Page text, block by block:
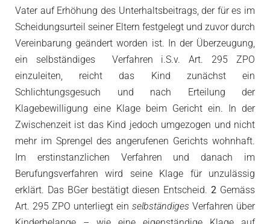
Vater auf Erhöhung des Unterhaltsbeitrags, der für es im
Scheidungsurteil seiner Eltern festgelegt und zuvor durch
Vereinbarung geändert worden ist. In der Überzeugung,
ein selbständiges Verfahren i.S.v. Art. 295 ZPO
einzuleiten, reicht das Kind zunächst ein
Schlichtungsgesuch und nach Erteilung der
Klagebewilligung eine Klage beim Gericht ein. In der
Zwischenzeit ist das Kind jedoch umgezogen und nicht
mehr im Sprengel des angerufenen Gerichts wohnhaft.
Im erstinstanzlichen Verfahren und danach im
Berufungsverfahren wird seine Klage für unzulässig
erklärt. Das BGer bestätigt diesen Entscheid.2 Gemäss
Art. 295 ZPO unterliegt ein selbständiges Verfahren über